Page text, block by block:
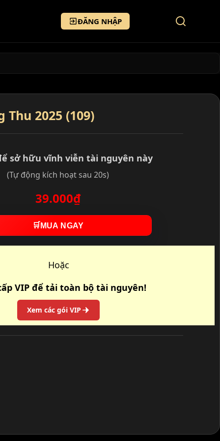
ĐĂNG NHẬP
Thu 2025 (109)
sở hữu vĩnh viễn tài nguyên này
(Tự động kích hoạt sau 20s)
39.000₫
🛒 MUA NGAY
Hoặc
VIP để tải toàn bộ tài nguyên!
Xem các gói VIP